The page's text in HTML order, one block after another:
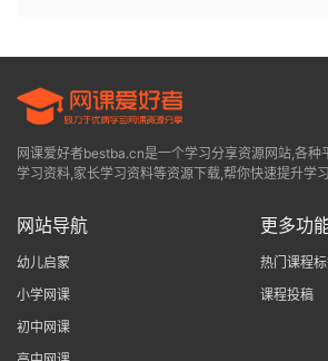
网课爱好者bestba.cn是一个学习分享资源网站,各种
学习资料,家长学习资料等资源下载,帮你快速提升学
网站导航
幼儿启蒙
小学网课
初中网课
更多功
热门课程
课程投稿